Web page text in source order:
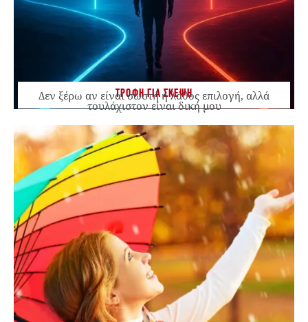
ΤΡΟΦΗ ΓΙΑ ΣΚΕΨΗ
Δεν ξέρω αν είναι σωστή ή λάθος επιλογή, αλλά
τουλάχιστον είναι δική μου